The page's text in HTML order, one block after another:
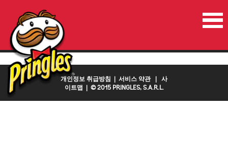
홈 진행중인이벤트 연락처 국가
개인정보 취급방침 서비스 약관
사
이트맵 | © 2015 PRINGLES, S.A.R.L.